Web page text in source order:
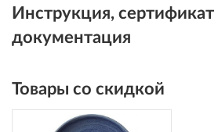
Инструкция, сертификат
документация
Товары со скидкой